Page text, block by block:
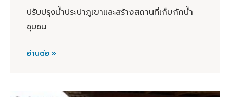
ปรับปรุงน้ำประปาภูเขาและสร้างสถานที่เก็บกักน้ำ
ชุมชน
อ่านต่อ »